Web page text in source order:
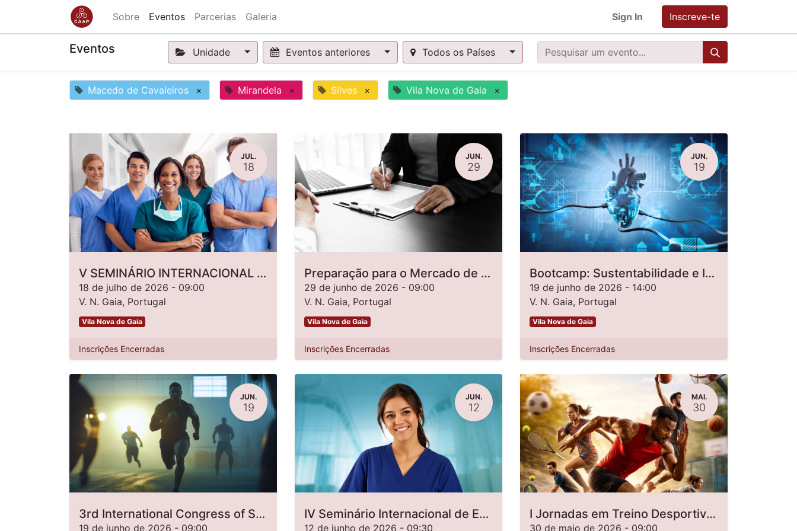
Sobre Eventos Parcerias Galeria Sign In Inscreve-te
Eventos Unidade Eventos anteriores Todos os Países
Macedo de Cavaleiros × Mirandela × Silves × Vila Nova de Gaia ×
JUL.
18
V SEMINÁRIO INTERNACIONAL DE SUPERVISÃO CLÍNICA: FORTALECER ENFERMEIROS, TRANSFORMAR CUIDADOS - Online
18 de julho de 2026 - 09:00
V. N. Gaia, Portugal
Vila Nova de Gaia
Inscrições Encerradas
JUN.
29
Preparação para o Mercado de trabalho
29 de junho de 2026 - 09:00
V. N. Gaia, Portugal
Vila Nova de Gaia
Inscrições Encerradas
JUN.
19
Bootcamp: Sustentabilidade e Inovação em Saúde
19 de junho de 2026 - 14:00
V. N. Gaia, Portugal
Vila Nova de Gaia
Inscrições Encerradas
JUN.
19
3rd International Congress of Sports Physiotherapy
19 de junho de 2026 - 09:00
JUN.
12
IV Seminário Internacional de Enfermagem do Trabalho: “Liderar o Trabalho, Proteger as Pessoas - O Futuro da Saúde Ocupacional”
12 de junho de 2026 - 09:30
MAI.
30
I Jornadas em Treino Desportivo: da teoria à prática
30 de maio de 2026 - 09:00